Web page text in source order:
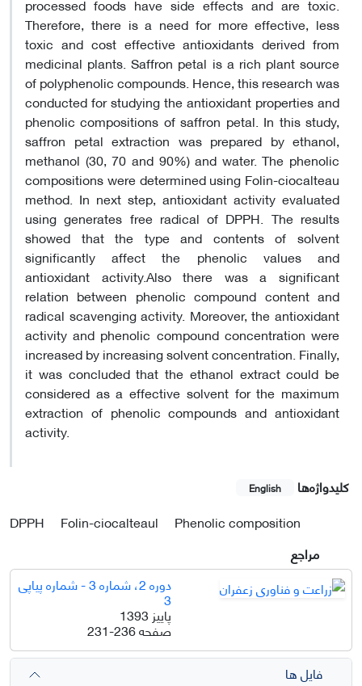
Therefore, there is a need for more effective, less
toxic and cost effective antioxidants derived from
medicinal plants. Saffron petal is a rich plant source
of polyphenolic compounds. Hence, this research was
conducted for studying the antioxidant properties and
phenolic compositions of saffron petal. In this study,
saffron petal extraction was prepared by ethanol,
methanol (30, 70 and 90%) and water. The phenolic
compositions were determined using Folin-ciocalteau
method. In next step, antioxidant activity evaluated
using generates free radical of DPPH. The results
showed that the type and contents of solvent
significantly affect the phenolic values and
antioxidant activity.Also there was a significant
relation between phenolic compound content and
radical scavenging activity. Moreover, the antioxidant
activity and phenolic compound concentration were
increased by increasing solvent concentration. Finally,
it was concluded that the ethanol extract could be
considered as a effective solvent for the maximum
extraction of phenolic compounds and antioxidant
activity.
کلیدواژه‌ها English
DPPH Folin-ciocalteaul
Phenolic composition
مراجع
دوره 2، شماره 3 - شماره پیاپی
3
پاییز 1393
صفحه231-236
فایل ها